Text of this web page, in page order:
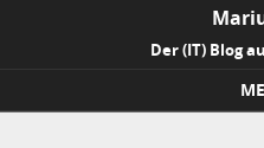
Der (IT) Blog